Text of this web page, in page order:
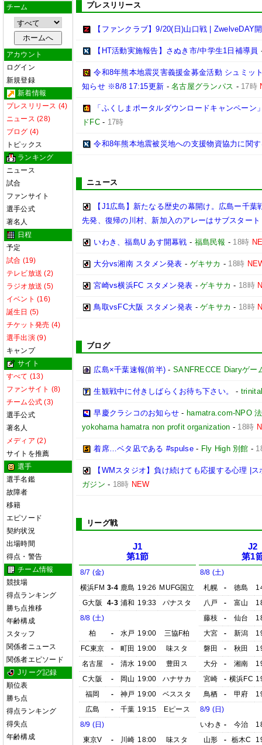
チーム
アカウント
ログイン
新規登録
新着情報
プレスリリース (4)
ニュース (28)
ブログ (4)
トピックス
ランキング
ニュース
試合
ファンサイト
選手公式
著名人
日程
予定
試合 (19)
テレビ放送 (2)
ラジオ放送 (5)
イベント (16)
誕生日 (5)
チケット発売 (4)
選手出演 (9)
キャンプ
サイト
すべて (13)
ファンサイト (8)
チーム公式 (3)
選手公式
著名人
メディア (2)
サイトを推薦
選手
選手名鑑
故障者
移籍
エピソード
契約状況
出場時間
得点・警告
チーム情報
競技場
得点ランキング
勝ち点推移
年齢構成
スタッフ
関係者ニュース
関係者エピソード
Jリーグ記録
順位表
勝ち点
得点ランキング
得失点
年齢構成
プレスリリース
【ファンクラブ】9/20(日)山口戦 | ZwelveDAY
【HT活動実施報告】さぬき市/中学生1日補導員
令和8年熊本地震災害義援金募金活動 シュミッ
知らせ ※8/8 17:15更新 -名古屋グランパス - 17時
「ふくしまポータルダウンロードキャンペーン
ドFC- 17時
令和8年熊本地震被災地への支援物資協力に関
ニュース
【J1広島】新たなる歴史の幕開け。広島ー千
先発、復帰の川村、新加入のアレーはサブスタート
いわき、福島U あす開幕戦 - 福島民報 - 18時
大分vs湘南 スタメン発表 - ゲキサカ - 18時
宮崎vs横浜FC スタメン発表 -ゲキサカ - 18時
鳥取vsFC大阪 スタメン発表 -ゲキサカ - 18時
ブログ
広島×千葉速報(前半) -SANFRECCE Diaryゲー
生観戦中に付きしばらくお待ち下さい。 -
早慶クラシコのお知らせ - hamatra.com-NPO
yokohama hamatra non profit organization - 18時
着席…ベタ凪である #spulse- Fly High 別館 -
【WMスタジオ】負け続けても応援する心理 |
ガジン - 18時 NEW
リーグ戦
J1
第1節
8/7 (金)
横浜FM 3-4 鹿島 19:26 MUFG国立
G大阪
4-3 浦和 19:33
パナスタ
8/8 (土)
柏
- 水戸 19:00
三協F柏
FC東京
- 町田 19:00
味スタ
名古屋
- 清水 19:00
豊田ス
C大阪
- 岡山 19:00
ハナサカ
福岡
- 神戸 19:00
ベススタ
広島
- 千葉 19:15
Eピース
8/9 (日)
東京V
- 川崎 18:00
味スタ
J2
第1
8/8 (土)
札幌
- 徳島
八戸
- 富山
藤枝
- 仙台
大宮
- 新潟
磐田
- 秋田
大分
- 湘南
宮崎
- 横浜FC
鳥栖
- 甲府
8/9 (日)
いわき - 今治
山形
- 栃木C